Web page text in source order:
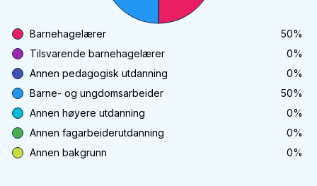
Barnehagelærer 50%
Tilsvarende barnehagelærer
0%
Annen pedagogisk utdanning
0%
Barne- og ungdomsarbeider
50%
Annen høyere utdanning
0%
Annen fagarbeiderutdanning
0%
Annen bakgrunn
0%